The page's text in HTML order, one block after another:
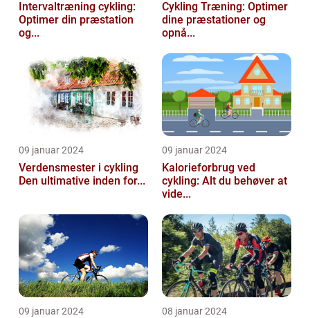
Intervaltræning cykling:
Optimer din præstation
og...
Cykling Træning: Optimer
dine præstationer og
opnå...
09 januar 2024
Verdensmester i cykling
Den ultimative inden for...
09 januar 2024
Kalorieforbrug ved
cykling: Alt du behøver at
vide...
09 januar 2024 08 januar 2024